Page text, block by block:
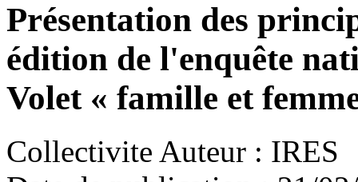
Présentation des
édition de l'enquête
Volet « famille et
Collectivite Auteur : IRES